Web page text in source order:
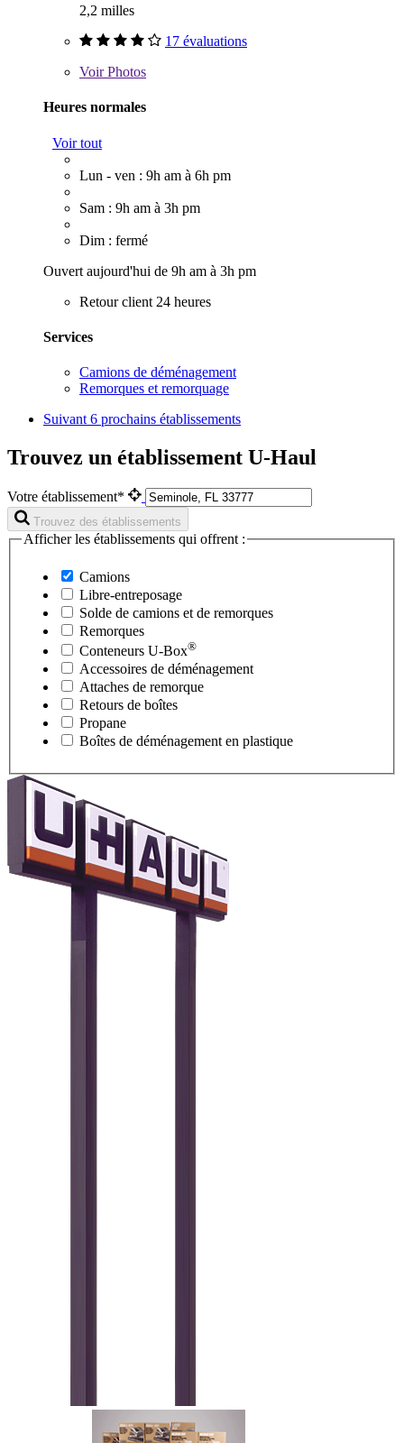
2,2 milles
17 évaluations
VoirPhotos
Heures normales
Voir tout
Lun - ven : 9h am à 6h pm
Sam : 9h am à 3h pm
Dim : fermé
Ouvert aujourd'hui de 9h am à 3h pm
Retour client 24 heures
Services
Camions de déménagement
Remorques et remorquage
Suivant 6 prochains établissements
Trouvez un établissement U-Haul
Votre établissement*
Trouvez des établissements
Afficher les établissements qui offrent :
Camions
Libre-entreposage
Solde de camions et de remorques
Remorques
Conteneurs U-Box®
Accessoires de déménagement
Attaches de remorque
Retours de boîtes
Propane
Boîtes de déménagement en plastique